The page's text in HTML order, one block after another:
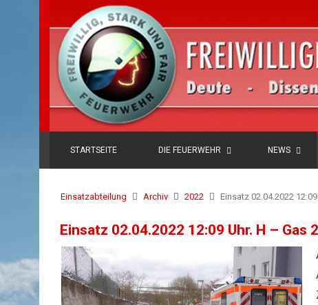
STARTSEITE DIE FEUERWEHR NEWS
Einsatzabteilung Archiv 2022 Einsatz 02.04.2022
Einsatz 02.04.2022 12:09 Uhr. H –